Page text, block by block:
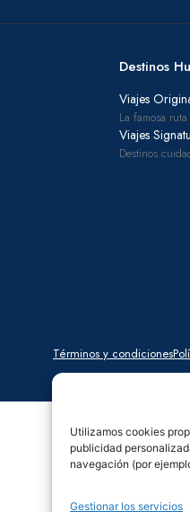
Utilizamos cookies
publicidad
navegación (por
Gestionar los servicios
Destinos
Viajes
La famosa
Viajes
Destinos
Términos y condiciones